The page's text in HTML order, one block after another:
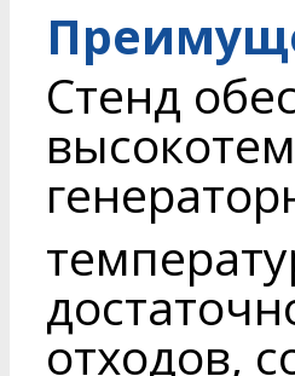
Стенд
отходов,